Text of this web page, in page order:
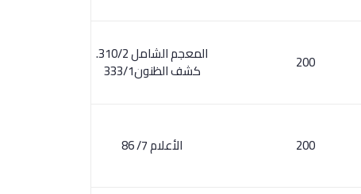
200 المعجم الشامل 310/2.
كشف الظنون333/1
200 الأعلام 7/ 86